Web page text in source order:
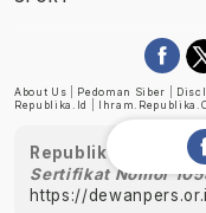
About Us Pedoman Siber
Republika.id
Republika telah
Sertifikat Nomor
https://